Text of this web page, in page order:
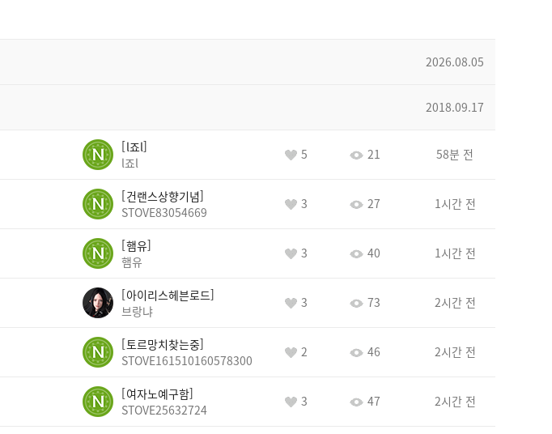
2026.08.05
2018.09.17
l죠l
l죠l
5 21 58분 전
건랜스상향기념
STOVE83054669
3 27 1시간 전
햄유
햄유
3 40 1시간 전
아이리스헤븐로드
브랑냐
3 73 2시간 전
토르망치찾는중
STOVE161510160578300
2 46 2시간 전
여자노예구함
STOVE25632724
3 47 2시간 전